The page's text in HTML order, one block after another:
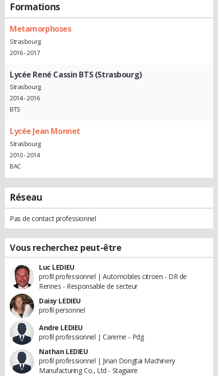
Formations
Metamorphoses
Strasbourg
2016 - 2017
Lycée René Cassin BTS (Strasbourg)
Strasbourg
2014 - 2016
BTS
Lycée Jean Monnet
Strasbourg
2010 - 2014
BAC
Réseau
Pas de contact professionnel
Vous recherchez peut-être
Luc LEDIEU
profil professionnel | Automobiles citroen - DR de
Rennes - Responsable de secteur
Daisy LEDIEU
profil personnel
Andre LEDIEU
profil professionnel | Careme - Pdg
Nathan LEDIEU
profil professionnel | Jinan Dongtai Machinery
Manufacturing Co., Ltd - Stagiaire